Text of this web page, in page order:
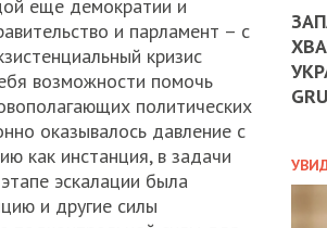
еще демократии и
и парламент – с
кризис
возможности помочь
политических
оказывалось давление с
как инстанция, в задачи
эскалации была
и другие силы